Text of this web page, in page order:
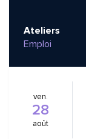
Ateliers
Emploi
ven.
28
août